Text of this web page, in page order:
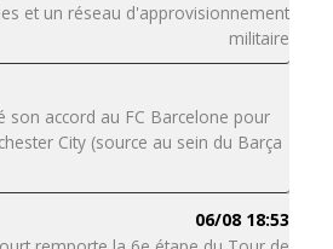
et un réseau d'approvisionnement
militaire
son accord au FC Barcelone pour
City (source au sein du Barça
06/08 18:53